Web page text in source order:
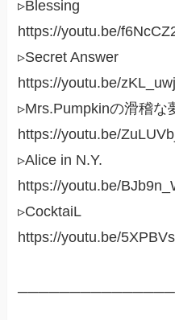
▹Blessing
https://youtu.be/
▹Secret Answer
https://youtu.be/
▹Mrs.Pumpkinの滑稽な
https://youtu.be/
▹Alice in N.Y.
https://youtu.be/
▹CocktaiL
https://youtu.be/